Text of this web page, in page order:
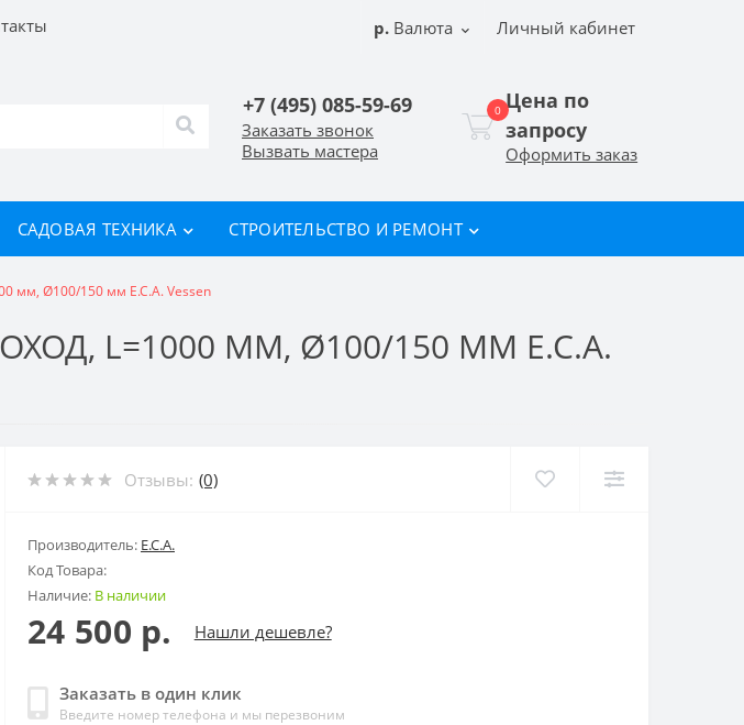
р. Валюта Личный кабинет
+7 (495) 085-59-69
Заказать звонок
Вызвать мастера
0 Цена по
запросу
Оформить заказ
САДОВАЯ ТЕХНИКА СТРОИТЕЛЬСТВО И РЕМОНТ
мм, Ø100/150 мм E.C.A. Vessen
L=1000 ММ, Ø100/150 ММ E.C.A.
Отзывы: (0)
Производитель: E.C.A.
Код Товара:
Наличие: В наличии
24 500 р. Нашли дешевле?
Заказать в один клик
Введите номер телефона и мы перезвоним